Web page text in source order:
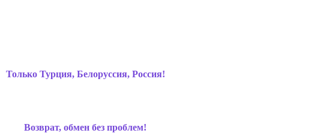
Только Турция, Белоруссия, Россия!
Возврат, обмен без проблем!